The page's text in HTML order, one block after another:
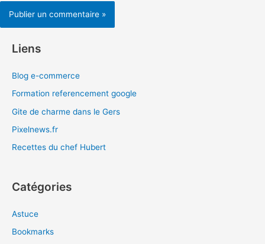
Liens
Blog e-commerce
Formation referencement google
Gite de charme dans le Gers
Pixelnews.fr
Recettes du chef Hubert
Catégories
Astuce
Bookmarks